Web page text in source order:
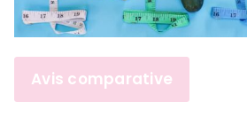
Avis comparative